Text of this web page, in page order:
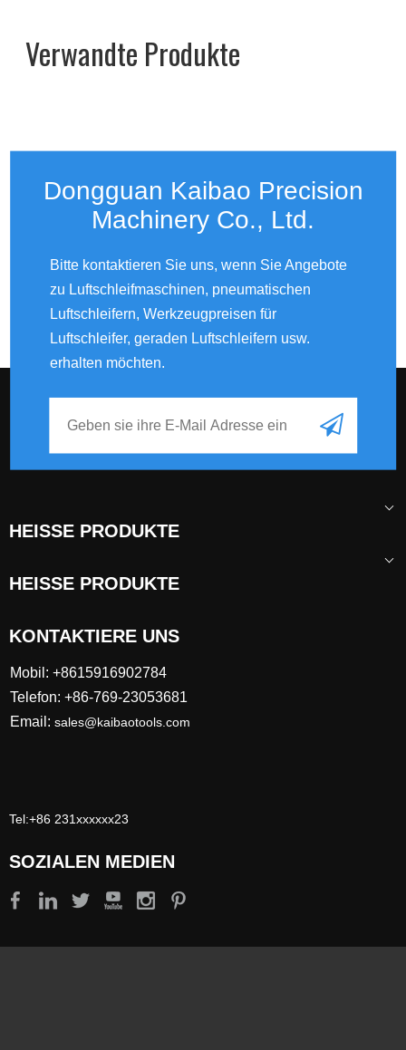
Verwandte Produkte
Dongguan Kaibao Precision
Machinery Co., Ltd.​​​​​​​
Bitte kontaktieren Sie uns, wenn Sie Angebote
zu Luftschleifmaschinen, pneumatischen
Luftschleifern, Werkzeugpreisen für
Luftschleifer, geraden Luftschleifern usw.
erhalten möchten.
HEISSE PRODUKTE
HEISSE PRODUKTE
KONTAKTIERE UNS
Mobil: +8615916902784
Telefon: +86-769-23053681
Email: sales@kaibaotools.com
Tel:+86 231xxxxxx23
SOZIALEN MEDIEN